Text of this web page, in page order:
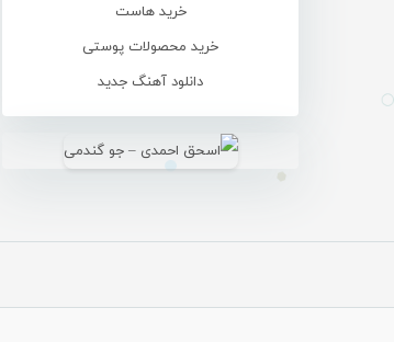
خرید هاست
خرید محصولات پوستی
دانلود آهنگ جدید